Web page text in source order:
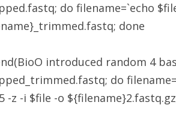
do filename=`echo
done
introduced random 4
do
-z -i $file -o